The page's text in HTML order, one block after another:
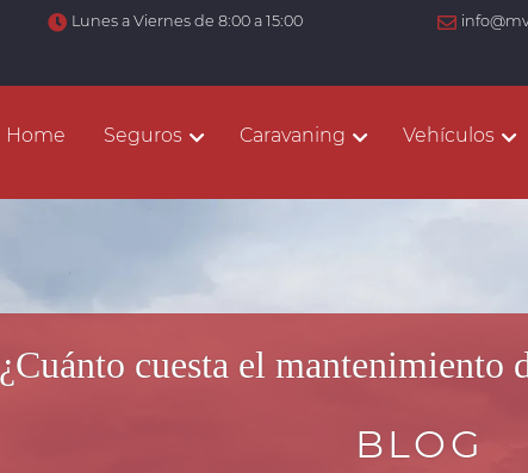
Lunes a Viernes de 8:00 a 15:00
Home Seguros Caravaning Vehículos
¿Cuánto cuesta el mantenimiento
BLOG